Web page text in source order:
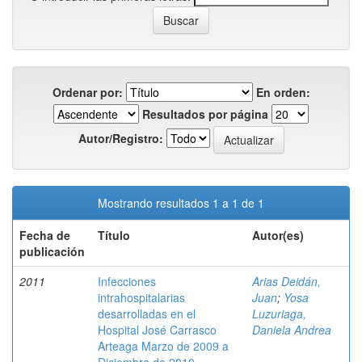
Ordenar por:
En orden:
Resultados por página
Autor/Registro:
Mostrando resultados 1 a 1 de 1
Fecha de
publicación
Título Autor(es)
2011
Infecciones
intrahospitalarias
desarrolladas en el
Hospital José Carrasco
Arteaga Marzo de 2009 a
Arias Deidán,
Juan; Yosa
Luzuriaga,
Daniela Andrea